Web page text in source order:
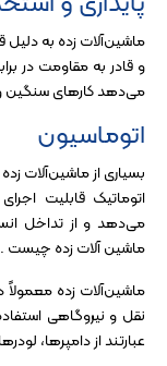
ماشین‌آلات زده به
و قادر به مقاومت در
می‌دهد کارهای سنگین
اتوماسیون
بسیاری از ماشین‌آلات
اتوماتیک قابلیت
می‌دهد و از تداخل
ماشین آلات زده چیست .
ماشین‌آلات زده
نقل و نیروگاهی
عبارتند از دامپرها،